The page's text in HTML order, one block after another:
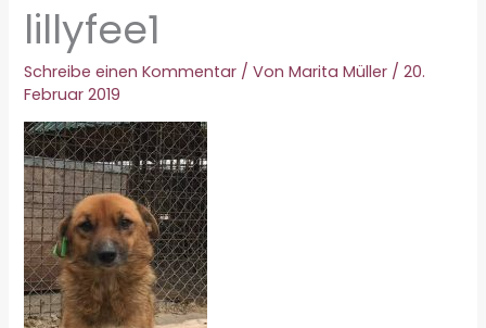
lillyfee1
Schreibe einen Kommentar / VonMarita Müller /20.
Februar 2019